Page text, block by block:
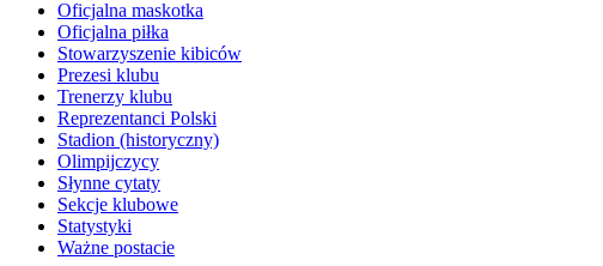
Oficjalna maskotka
Oficjalna piłka
Stowarzyszenie kibiców
Prezesi klubu
Trenerzy klubu
Reprezentanci Polski
Stadion (historyczny)
Olimpijczycy
Słynne cytaty
Sekcje klubowe
Statystyki
Ważne postacie